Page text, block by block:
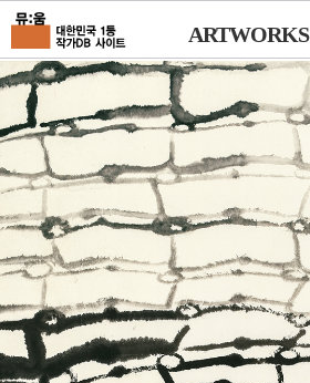
ARTWORKS